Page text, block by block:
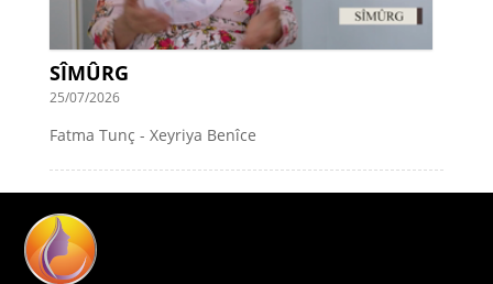
SÎMÛRG
25/07/2026
Fatma Tunç - Xeyriya Benîce